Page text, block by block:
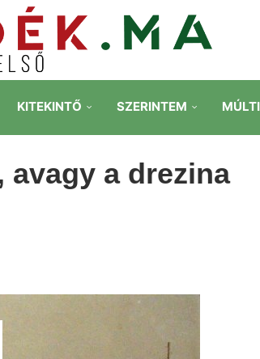
KITEKINTŐ SZERINTEM
a drezina